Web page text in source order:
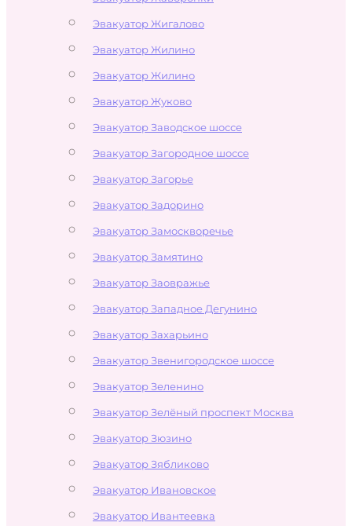
Эвакуатор Жигалово
Эвакуатор Жилино
Эвакуатор Жилино
Эвакуатор Жуково
Эвакуатор Заводское шоссе
Эвакуатор Загородное шоссе
Эвакуатор Загорье
Эвакуатор Задорино
Эвакуатор Замоскворечье
Эвакуатор Замятино
Эвакуатор Заовражье
Эвакуатор Западное Дегунино
Эвакуатор Захарьино
Эвакуатор Звенигородское шоссе
Эвакуатор Зеленино
Эвакуатор Зелёный проспект Москва
Эвакуатор Зюзино
Эвакуатор Зябликово
Эвакуатор Ивановское
Эвакуатор Ивантеевка